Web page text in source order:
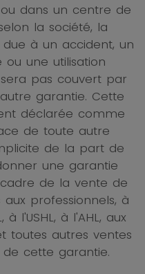
ou dans un centre de
la société, la
à un accident, un
ou une utilisation
pas couvert par
garantie. Cette
déclarée comme
de toute autre
de la part de
une garantie
de la vente de
aux professionnels, à
à l'USHL, à l'AHL, aux
toutes autres ventes
cette garantie.